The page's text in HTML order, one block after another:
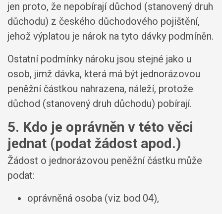
jen proto, že nepobírají důchod (stanovený druh
důchodu) z českého důchodového pojištění,
jehož výplatou je nárok na tyto dávky podmíněn.
Ostatní podmínky nároku jsou stejné jako u
osob, jimž dávka, která má být jednorázovou
peněžní částkou nahrazena, náleží, protože
důchod (stanovený druh důchodu) pobírají.
5. Kdo je oprávněn v této věci
jednat (podat žádost apod.)
Žádost o jednorázovou peněžní částku může
podat:
oprávněná osoba (viz bod 04),